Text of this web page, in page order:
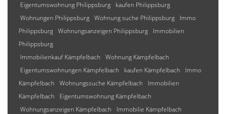
Eigentumswohnung Philippsburg
kaufen Philippsburg
Wohnungen Philippsburg Wohnung suche Philippsburg
Immo
Philippsburg Wohnungsanzeigen Philippsburg
Immobilien
Philippsburg
Immobilienkauf Kämpfelbach
Wohnung Kämpfelbach
Eigentumswohnungen Kämpfelbach
kaufen Kämpfelbach
Immo
Kämpfelbach
Wohnungssuche Kämpfelbach
Immobilien
Kämpfelbach
Eigentumswohnung Kämpfelbach
Wohnungsanzeigen Kämpfelbach
Immobilie Kämpfelbach